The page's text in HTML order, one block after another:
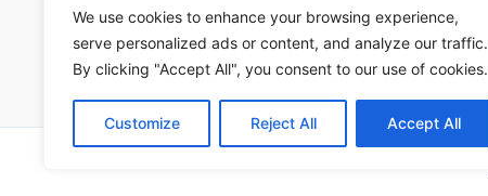
We use cookies to enhance your browsing experience,
serve personalized ads or content, and analyze our traffic.
By clicking "Accept All", you consent to our use of cookies.
Customize Reject All Accept All
Impressum Uvjeti korištenja